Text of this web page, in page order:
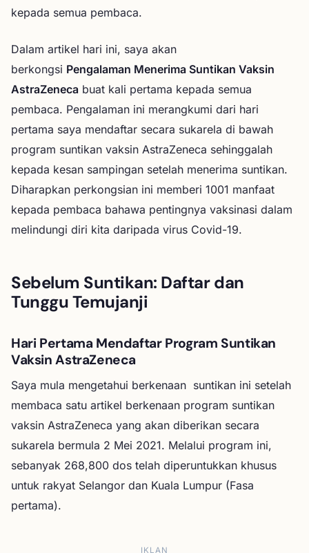
kepada semua pembaca.
Dalam artikel hari ini, saya akan
berkongsi Pengalaman Menerima Suntikan Vaksin
AstraZeneca buat kali pertama kepada semua
pembaca. Pengalaman ini merangkumi dari hari
pertama saya mendaftar secara sukarela di bawah
program suntikan vaksin AstraZeneca sehinggalah
kepada kesan sampingan setelah menerima suntikan.
Diharapkan perkongsian ini memberi 1001 manfaat
kepada pembaca bahawa pentingnya vaksinasi dalam
melindungi diri kita daripada virus Covid-19.
Sebelum Suntikan: Daftar dan
Tunggu Temujanji
Hari Pertama Mendaftar Program Suntikan
Vaksin AstraZeneca
Saya mula mengetahui berkenaan suntikan ini setelah
membaca satu artikel berkenaan program suntikan
vaksin AstraZeneca yang akan diberikan secara
sukarela bermula 2 Mei 2021. Melalui program ini,
sebanyak 268,800 dos telah diperuntukkan khusus
untuk rakyat Selangor dan Kuala Lumpur (Fasa
pertama).
IKLAN